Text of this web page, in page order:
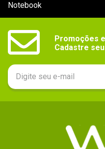
Notebook
Promoções
Cadastre